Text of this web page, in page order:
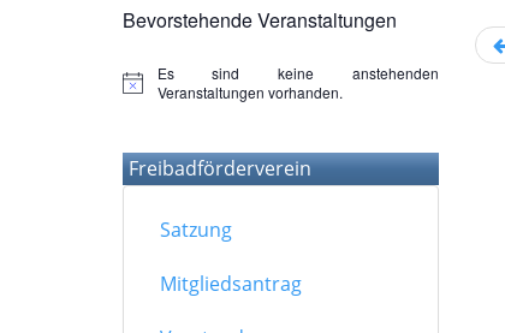
Bevorstehende Veranstaltungen
Hinweis
Es sind keine anstehenden
Veranstaltungen vorhanden.
Freibadförderverein
Satzung
Mitgliedsantrag